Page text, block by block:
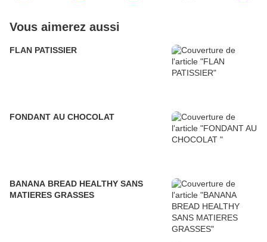
Vous aimerez aussi
FLAN PATISSIER
FONDANT AU CHOCOLAT
BANANA BREAD HEALTHY SANS
MATIERES GRASSES